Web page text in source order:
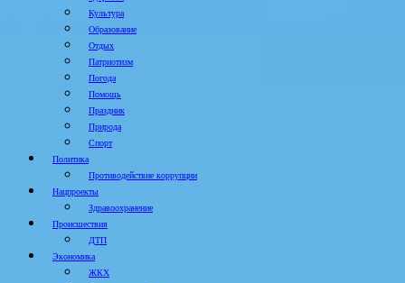
Культура
Образование
Отдых
Патриотизм
Погода
Помощь
Праздник
Природа
Спорт
Политика
Противодействие коррупции
Нацпроекты
Здравоохранение
Происшествия
ДТП
Экономика
ЖКХ